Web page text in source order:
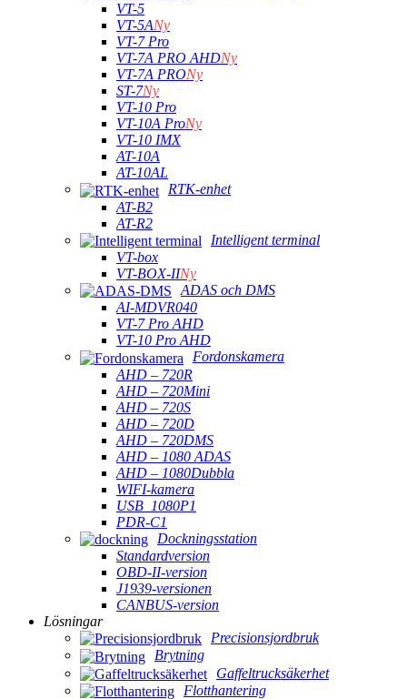
VT-5
VT-5ANy
VT-7 Pro
VT-7A PRO AHDNy
VT-7A PRONy
ST-7Ny
VT-10 Pro
VT-10A ProNy
VT-10 IMX
AT-10A
AT-10AL
RTK-enhet
AT-B2
AT-R2
Intelligent terminal
VT-box
VT-BOX-IINy
ADAS och DMS
AI-MDVR040
VT-7 Pro AHD
VT-10 Pro AHD
Fordonskamera
AHD – 720R
AHD – 720Mini
AHD – 720S
AHD – 720D
AHD – 720DMS
AHD – 1080 ADAS
AHD – 1080Dubbla
WIFI-kamera
USB_1080P1
PDR-C1
Dockningsstation
Standardversion
OBD-II-version
J1939-versionen
CANBUS-version
Lösningar
Precisionsjordbruk
Brytning
Gaffeltrucksäkerhet
Flotthantering